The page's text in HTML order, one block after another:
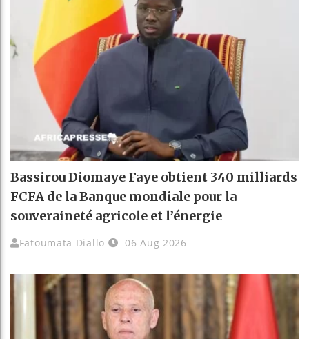
Bassirou Diomaye Faye obtient 340 milliards
FCFA de la Banque mondiale pour la
souveraineté agricole et l’énergie
Fatoumata Diallo 06 Aug 2026